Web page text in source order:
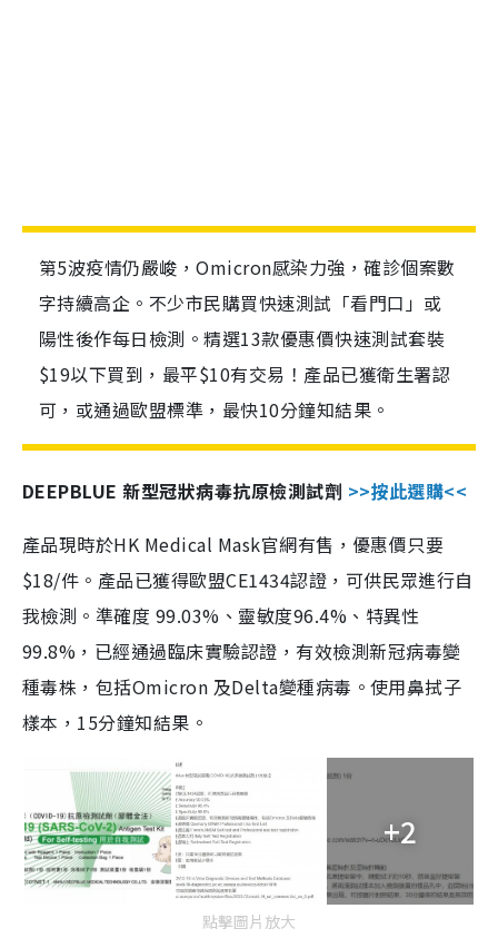
第5波疫情仍嚴峻，Omicron感染力強，確診個案數
字持續高企。不少市民購買快速測試「看門口」或
陽性後作每日檢測。精選13款優惠價快速測試套裝
$19以下買到，最平$10有交易！產品已獲衛生署認
可，或通過歐盟標準，最快10分鐘知結果。
DEEPBLUE 新型冠狀病毒抗原檢測試劑 >>按此選購<<
產品現時於HK Medical Mask官網有售，優惠價只要
$18/件。產品已獲得歐盟CE1434認證，可供民眾進行自
我檢測。準確度 99.03%、靈敏度96.4%、特異性
99.8%，已經通過臨床實驗認證，有效檢測新冠病毒變
種毒株，包括Omicron 及Delta變種病毒。使用鼻拭子
樣本，15分鐘知結果。
+2
點擊圖片放大